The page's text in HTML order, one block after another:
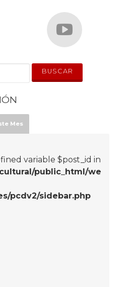
. '
Mes
variable $post_id in
public_html/we
pcdv2/sidebar.php